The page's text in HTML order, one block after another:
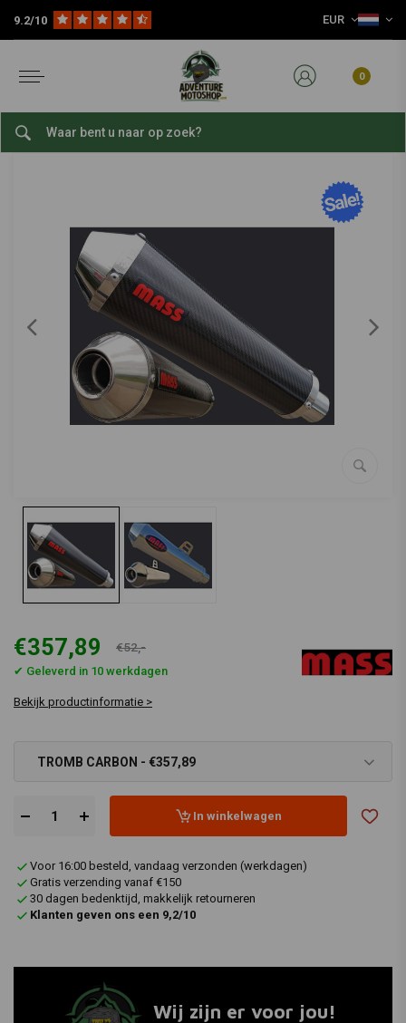
9.2/10 EUR
0
Onderdelen Uitlaat TROMB Uitlaat voor Honda Transalp 600/650/700 | (Kies Materiaal)
TROMB Uitlaat voor Honda Transalp
600/650/700 | (Kies Materiaal)
0/5 (0 reviews)
€357,89 €52,-
✔ Geleverd in 10 werkdagen
Bekijk productinformatie >
TROMB CARBON - €357,89
In winkelwagen
Voor 16:00 besteld, vandaag verzonden (werkdagen)
Gratis verzending vanaf €150
30 dagen bedenktijd, makkelijk retourneren
Klanten geven ons een 9,2/10
Wij zijn er voor jou!